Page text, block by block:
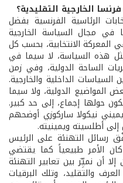
الخارجية التقليدية؟
الرئاسية الفرنسية بفضل
في مجال السياسة الخارجية
المعركة الانتخابية، بحسب كل
هذه السياسة، لا سيما في
الساحة الدولية، وفي زمن
السياسات الداخلية والخارجية.
المواضيع الدولية، ولا سيما
حولها إجماع، إلى حد كبير.
نيكولا ساركوزي أوضحهم
إلى أطلسيته ويمينيته.
رسائل التهنئة على الرئيس
الأمر طبيعياً كما يقتضي
إلا أن نميِّز بين تعابير التهنئة
والتقليد، وتلك البرقيات